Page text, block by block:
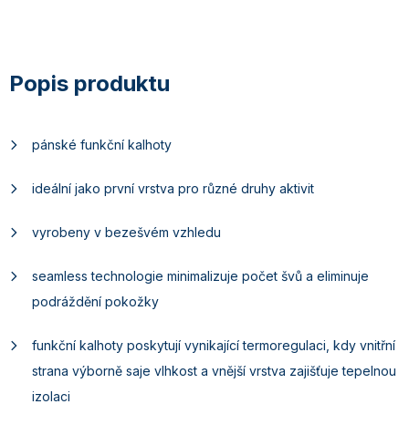
pánské funkční kalhoty
ideální jako první vrstva pro různé druhy aktivit
vyrobeny v bezešvém vzhledu
seamless technologie minimalizuje počet švů a eliminuje
podráždění pokožky
funkční kalhoty poskytují vynikající termoregulaci, kdy vnitřní
strana výborně saje vlhkost a vnější vrstva zajišťuje tepelnou
izolaci